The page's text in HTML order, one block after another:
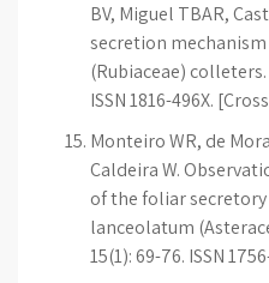
BV, Miguel TBAR,
secretion
(Rubiaceae) colleters.
ISSN 1816-496X.
Monteiro WR, de
Caldeira W.
of the foliar
lanceolatum
15(1): 69-76. ISSN